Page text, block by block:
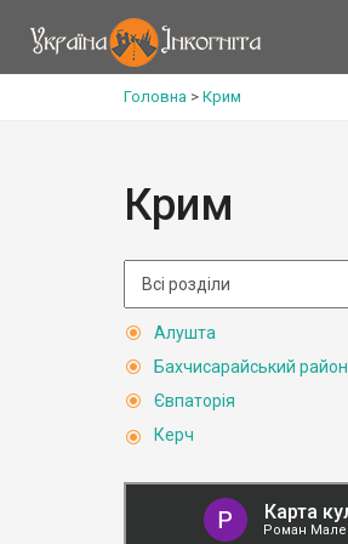
Головна > Крим
Крим
Алушта
Бахчисарайський район
Євпаторія
Керч